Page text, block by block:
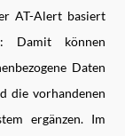
AT-Alert basiert
Damit können
Daten
die vorhandenen
ergänzen. Im